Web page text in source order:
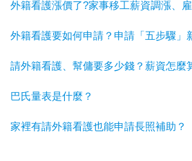
外籍看護漲價了?家事移工薪資調漲、
外籍看護要如何申請？申請「五步驟」
請外籍看護、幫傭要多少錢？薪資怎麼
巴氏量表是什麼？
家裡有請外籍看護也能申請長照補助？